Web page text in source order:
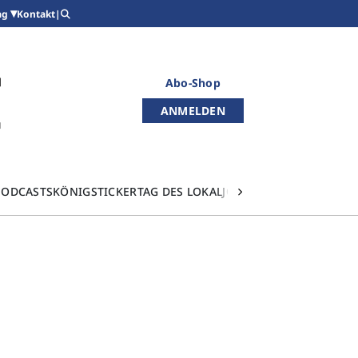
Kontakt|
Abo-Shop
ANMELDEN
KÖNIGSTICKERTAG DES LOKALJOURNALISMUS